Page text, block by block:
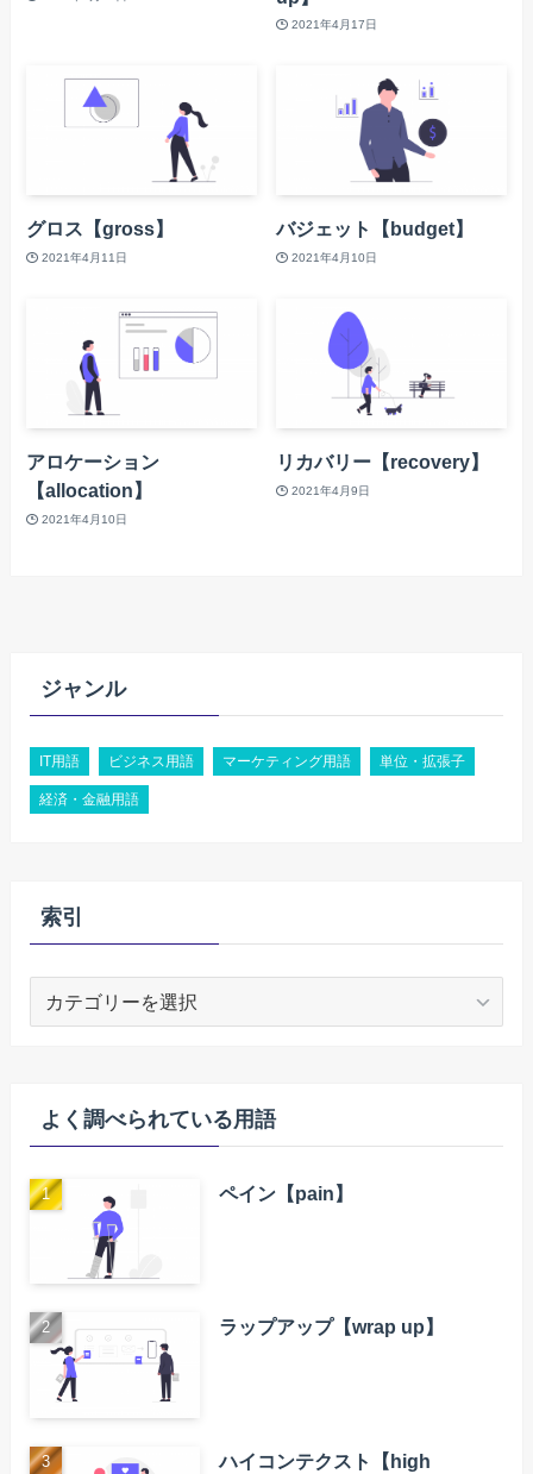
2021年4月17日
グロス【gross】
2021年4月11日
バジェット【budget】
2021年4月10日
アロケーション
【allocation】
2021年4月10日
リカバリー【recovery】
2021年4月9日
ジャンル
IT用語 ビジネス用語 マーケティング用語 単位・拡張子
経済・金融用語
索引
よく調べられている用語
ペイン【pain】
ラップアップ【wrap up】
ハイコンテクスト【high